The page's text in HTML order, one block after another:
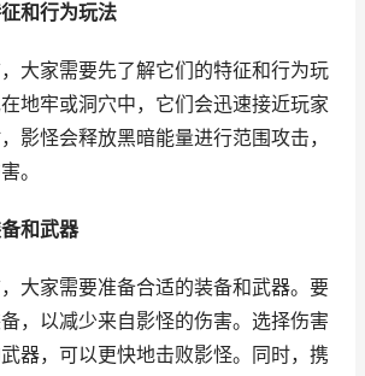
和行为玩法
大家需要先了解它们的特征和行为玩
地牢或洞穴中，它们会迅速接近玩家
影怪会释放黑暗能量进行范围攻击，
。
和武器
大家需要准备合适的装备和武器。要
，以减少来自影怪的伤害。选择伤害
器，可以更快地击败影怪。同时，携